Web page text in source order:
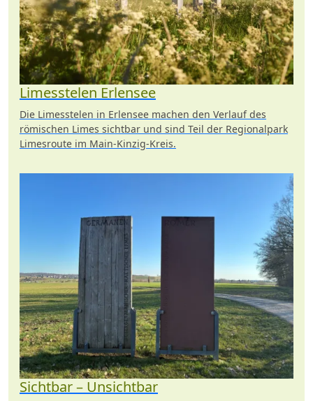
Limesstelen Erlensee
Die Limesstelen in Erlensee machen den Verlauf des
römischen Limes sichtbar und sind Teil der Regionalpark
Limesroute im Main-Kinzig-Kreis.
Sichtbar – Unsichtbar